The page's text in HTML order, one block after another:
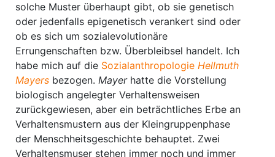
solche Muster überhaupt gibt, ob sie genetisch
oder jedenfalls epigenetisch verankert sind oder
ob es sich um sozialevolutionäre
Errungenschaften bzw. Überbleibsel handelt. Ich
habe mich auf die Sozialanthropologie Hellmuth
Mayers bezogen. Mayerhatte die Vorstellung
biologisch angelegter Verhaltensweisen
zurückgewiesen, aber ein beträchtliches Erbe an
Verhaltensmustern aus der Kleingruppenphase
der Menschheitsgeschichte behauptet. Zwei
Verhaltensmuser stehen immer noch und immer